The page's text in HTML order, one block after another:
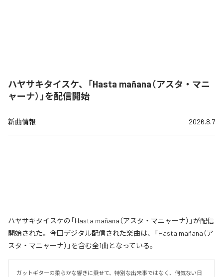
ハヤサキタイスケ、「Hasta mañana（アスタ・マニ
ャーナ）」を配信開始
新曲情報 2026.8.7
ハヤサキタイスケの「Hasta mañana（アスタ・マニャーナ）」が配信
開始された。今回デジタル配信された楽曲は、「Hasta mañana（ア
スタ・マニャーナ）」を含む全1曲となっている。
ガットギターの柔らかな響きに乗せて、特別な出来事ではなく、何気ない日